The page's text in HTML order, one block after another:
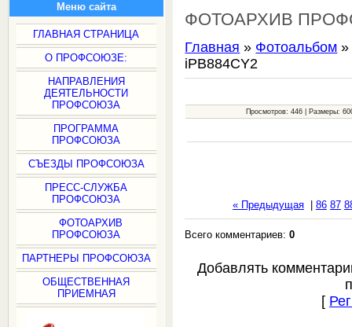
Меню сайта
ГЛАВНАЯ СТРАНИЦА
О ПРОФСОЮЗЕ:
НАПРАВЛЕНИЯ
ДЕЯТЕЛЬНОСТИ
ПРОФСОЮЗА
ПРОГРАММА
ПРОФСОЮЗА
СЪЕЗДЫ ПРОФСОЮЗА
ПРЕСС-СЛУЖБА
ПРОФСОЮЗА
ФОТОАРХИВ
ПРОФСОЮЗА
ПАРТНЕРЫ ПРОФСОЮЗА
ОБЩЕСТВЕННАЯ
ПРИЕМНАЯ
ФОТОАРХИВ
Главная » Фотоальбом
iPB884CY2
Просмотров: 446 | Размеры:
« Предыдущая| 86 87
Всего комментариев:0
Добавлять
[